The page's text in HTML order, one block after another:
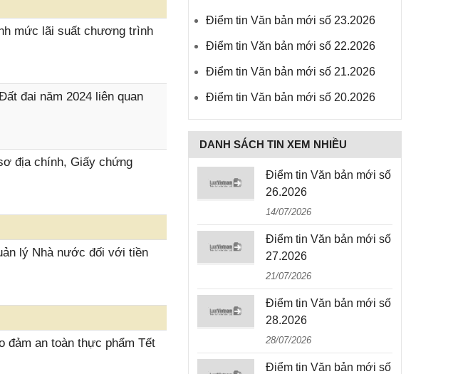
mức lãi suất chương trình
đai năm 2024 liên quan
địa chính, Giấy chứng
lý Nhà nước đối với tiền
đảm an toàn thực phẩm Tết
Điểm tin Văn bản mới số 23.2026
Điểm tin Văn bản mới số 22.2026
Điểm tin Văn bản mới số 21.2026
Điểm tin Văn bản mới số 20.2026
DANH SÁCH TIN XEM NHIỀU
Điểm tin Văn bản mới số
26.2026
14/07/2026
Điểm tin Văn bản mới số
27.2026
21/07/2026
Điểm tin Văn bản mới số
28.2026
28/07/2026
Điểm tin Văn bản mới số